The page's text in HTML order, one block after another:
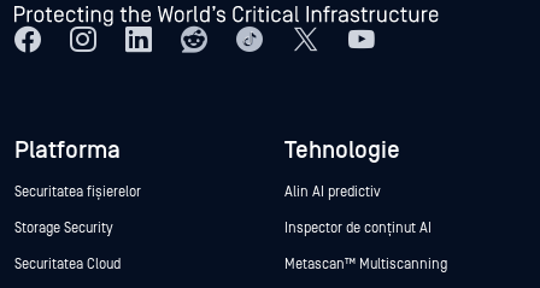
Platforma
Securitatea fișierelor
Storage Security
Securitatea Cloud
Tehnologie
Alin AI predictiv
Inspector de conținut AI
Metascan™ Multiscanning